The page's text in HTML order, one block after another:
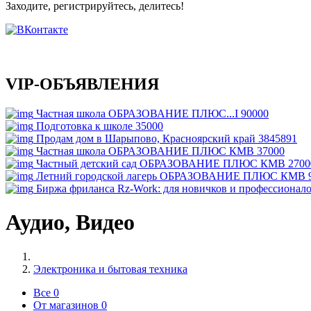
Заходите, регистрируйтесь, делитесь!
VIP-ОБЪЯВЛЕНИЯ
Частная школа ОБРАЗОВАНИЕ ПЛЮС...I 90000
Подготовка к школе 35000
Продам дом в Шарыпово, Красноярский край 3845891
Частная школа ОБРАЗОВАНИЕ ПЛЮС КМВ 37000
Частный детский сад ОБРАЗОВАНИЕ ПЛЮС КМВ
Летний городской лагерь ОБРАЗОВАНИЕ ПЛЮС КМВ
Биржа фриланса Rz-Work: для новичков и
Аудио, Видео
Электроника и бытовая техника
Все 0
От магазинов 0